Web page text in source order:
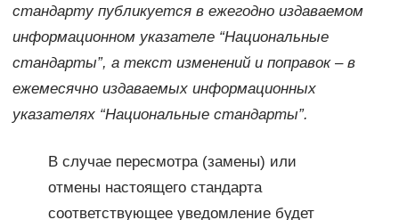
стандарту публикуется в ежегодно издаваемом
информационном указателе “Национальные
стандарты”, а текст изменений и поправок – в
ежемесячно издаваемых информационных
указателях “Национальные стандарты”.
В случае пересмотра (замены) или
отмены настоящего стандарта
соответствующее уведомление будет